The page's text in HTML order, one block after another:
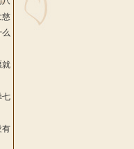
慈
就
七
有